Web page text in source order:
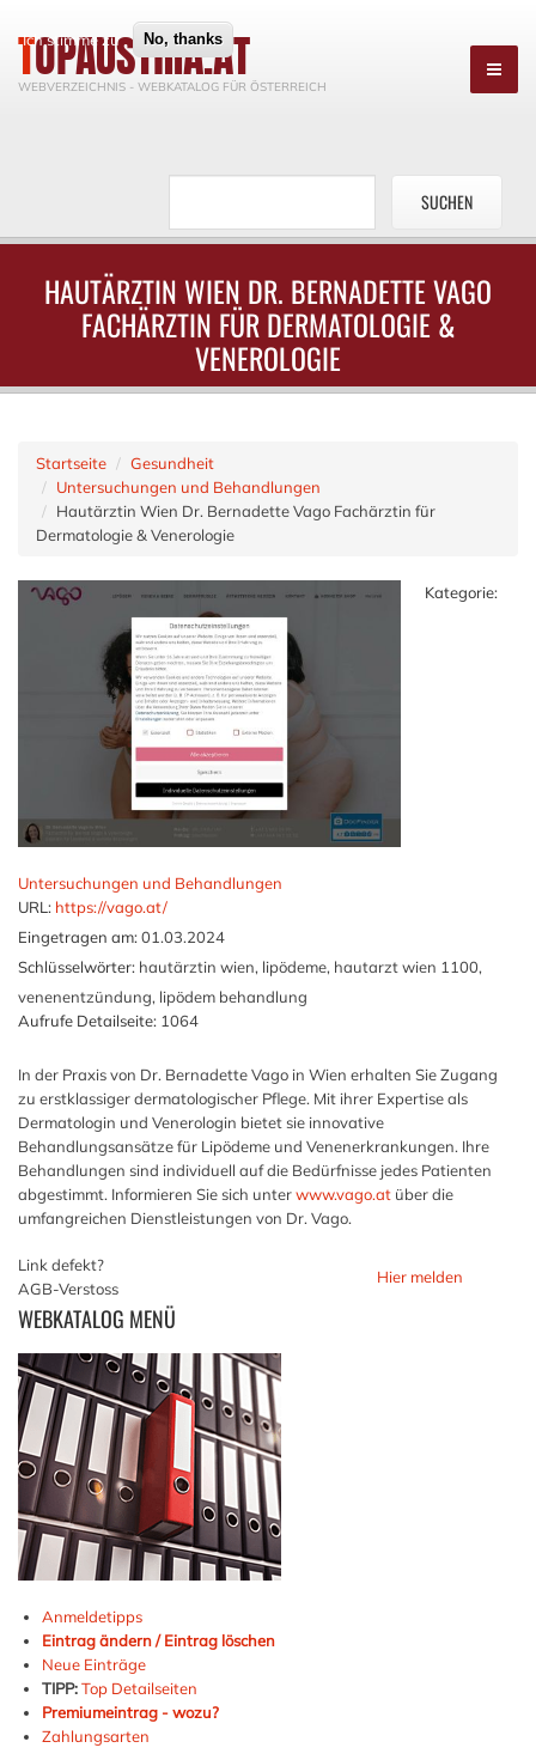
Ich stimme zu No, thanks
TOPAUSTRIA.AT
WEBVERZEICHNIS - WEBKATALOG FÜR ÖSTERREICH
HAUTÄRZTIN WIEN DR. BERNADETTE VAGO
FACHÄRZTIN FÜR DERMATOLOGIE &
VENEROLOGIE
Startseite
Gesundheit
Untersuchungen und Behandlungen
Hautärztin Wien Dr. Bernadette Vago Fachärztin für
Dermatologie & Venerologie
Kategorie:
Untersuchungen und Behandlungen
URL: https://vago.at/
Eingetragen am: 01.03.2024
Schlüsselwörter: hautärztin wien, lipödeme, hautarzt wien 1100,
venenentzündung, lipödem behandlung
Aufrufe Detailseite: 1064
In der Praxis von Dr. Bernadette Vago in Wien erhalten Sie Zugang
zu erstklassiger dermatologischer Pflege. Mit ihrer Expertise als
Dermatologin und Venerologin bietet sie innovative
Behandlungsansätze für Lipödeme und Venenerkrankungen. Ihre
Behandlungen sind individuell auf die Bedürfnisse jedes Patienten
abgestimmt. Informieren Sie sich unterwww.vago.at über die
umfangreichen Dienstleistungen von Dr. Vago.
Link defekt?
AGB-Verstoss
Hier melden
WEBKATALOG MENÜ
Anmeldetipps
Eintrag ändern / Eintrag löschen
Neue Einträge
TIPP:Top Detailseiten
Premiumeintrag - wozu?
Zahlungsarten